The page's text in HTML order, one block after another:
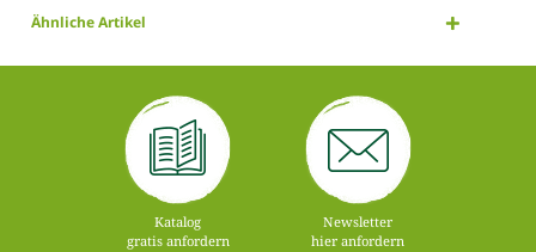
Ähnliche Artikel
Katalog
gratis anfordern
Newsletter
hier anfordern